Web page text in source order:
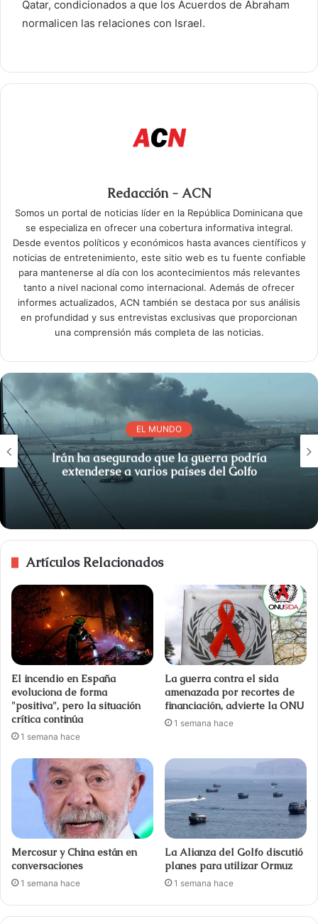
Qatar, condicionados a que los Acuerdos de Abraham
normalicen las relaciones con Israel.
Redacción - ACN
Somos un portal de noticias líder en la República Dominicana que
se especializa en ofrecer una cobertura informativa integral.
Desde eventos políticos y económicos hasta avances científicos y
noticias de entretenimiento, este sitio web es tu fuente confiable
para mantenerse al día con los acontecimientos más relevantes
tanto a nivel nacional como internacional. Además de ofrecer
informes actualizados, ACN también se destaca por sus análisis
en profundidad y sus entrevistas exclusivas que proporcionan
una comprensión más completa de las noticias.
EL MUNDO
Irán ha asegurado que la guerra podría
extenderse a varios países del Golfo
Artículos Relacionados
El incendio en España
evoluciona de forma
"positiva", pero la situación
crítica continúa
1 semana hace
La guerra contra el sida
amenazada por recortes de
financiación, advierte la ONU
1 semana hace
Mercosur y China están en
conversaciones
1 semana hace
La Alianza del Golfo discutió
planes para utilizar Ormuz
1 semana hace